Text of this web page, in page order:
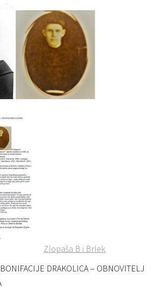
Zlopaša B i Brlek
DRAKOLICA – OBNOVITELJ